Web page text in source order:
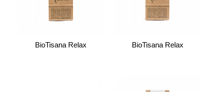
BioTisana Relax BioTisana Relax